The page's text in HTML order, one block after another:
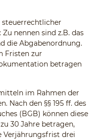
nennen sind z.B. das
die Abgabenordnung.
Fristen zur
betragen
im Rahmen der
Nach den §§ 195 ff. des
(BGB) können diese
30 Jahre betragen,
Verjährungsfrist drei